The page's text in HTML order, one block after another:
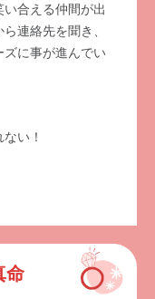
合える仲間が出
連絡先を聞き、
ズに事が進んでい
い！
命